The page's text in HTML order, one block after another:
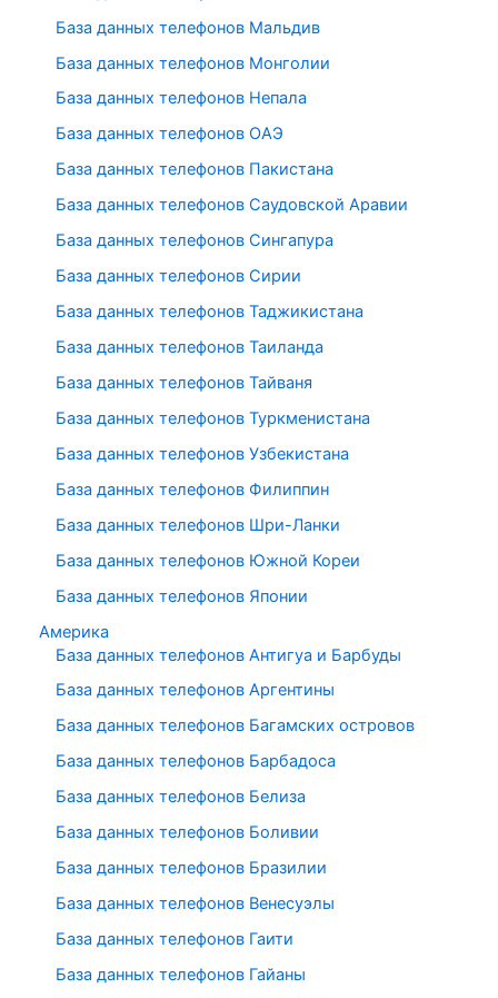
База данных телефонов Мальдив
База данных телефонов Монголии
База данных телефонов Непала
База данных телефонов ОАЭ
База данных телефонов Пакистана
База данных телефонов Саудовской Аравии
База данных телефонов Сингапура
База данных телефонов Сирии
База данных телефонов Таджикистана
База данных телефонов Таиланда
База данных телефонов Тайваня
База данных телефонов Туркменистана
База данных телефонов Узбекистана
База данных телефонов Филиппин
База данных телефонов Шри-Ланки
База данных телефонов Южной Кореи
База данных телефонов Японии
Америка
База данных телефонов Антигуа и Барбуды
База данных телефонов Аргентины
База данных телефонов Багамских островов
База данных телефонов Барбадоса
База данных телефонов Белиза
База данных телефонов Боливии
База данных телефонов Бразилии
База данных телефонов Венесуэлы
База данных телефонов Гаити
База данных телефонов Гайаны